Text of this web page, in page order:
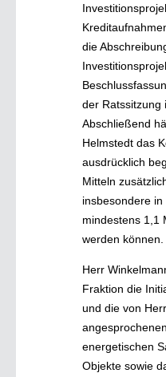
die
der Ratssitzung
Abschließend
Helmstedt das
ausdrücklich
Mitteln
insbesondere
mindestens 1,1
werden können.
Herr
Fraktion die
und die von
energetischen
Objekte sowie